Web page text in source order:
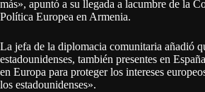
más», apuntó a su llegada a lacumbre de la
Política Europea en Armenia.
La jefa de la diplomacia comunitaria añadió
estadounidenses, también presentes en
en Europa para proteger los intereses
los estadounidenses».